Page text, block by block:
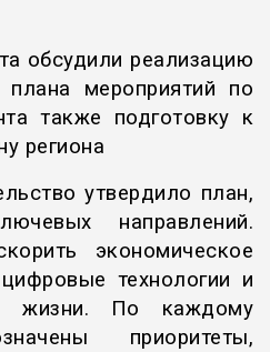
обсудили реализацию
плана мероприятий по
также подготовку к
региона
утвердило план,
направлений.
экономическое
технологии и
жизни. По каждому
приоритеты,